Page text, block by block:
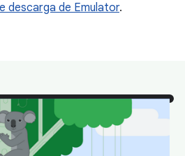
descarga de Emulator.